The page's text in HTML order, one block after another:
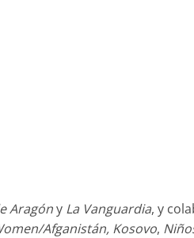
Aragóny La Vanguardia, y
Afganistán, Kosovo,